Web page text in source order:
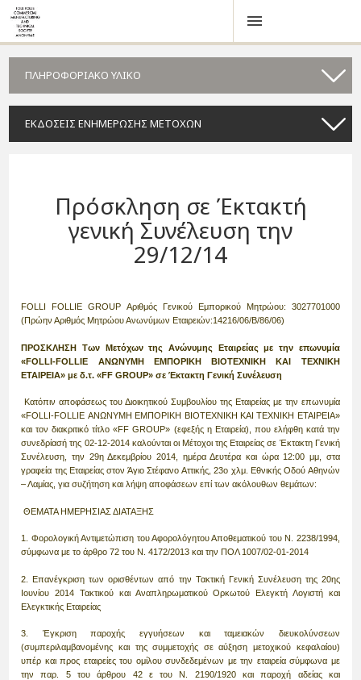
ΠΛΗΡΟΦΟΡΙΑΚΟ ΥΛΙΚΟ
ΕΚΔΟΣΕΙΣ ΕΝΗΜΕΡΩΣΗΣ ΜΕΤΟΧΩΝ
Πρόσκληση σε Έκτακτή
γενική Συνέλευση την
29/12/14
FOLLI FOLLIE GROUP Αριθμός Γενικού Εμπορικού Μητρώου: 3027701000
(Πρώην Αριθμός Μητρώου Ανωνύμων Εταιρειών:14216/06/Β/86/06)
ΠΡΟΣΚΛΗΣΗ Των Μετόχων της Ανώνυμης Εταιρείας με την επωνυμία
«FOLLI-FOLLIE ΑΝΩΝΥΜΗ ΕΜΠΟΡΙΚΗ ΒΙΟΤΕΧΝΙΚΗ ΚΑΙ ΤΕΧΝΙΚΗ
ΕΤΑΙΡΕΙΑ» με δ.τ. «FF GROUP» σε Έκτακτη Γενική Συνέλευση
Κατόπιν αποφάσεως του Διοικητικού Συμβουλίου της Εταιρείας με την επωνυμία
«FOLLI-FOLLIE ΑΝΩΝΥΜΗ ΕΜΠΟΡΙΚΗ ΒΙΟΤΕΧΝΙΚΗ ΚΑΙ ΤΕΧΝΙΚΗ ΕΤΑΙΡΕΙΑ»
και τον διακριτικό τίτλο «FF GROUP» (εφεξής η Εταιρεία), που ελήφθη κατά την
συνεδρίασή της 02-12-2014 καλούνται οι Μέτοχοι της Εταιρείας σε Έκτακτη Γενική
Συνέλευση, την 29η Δεκεμβρίου 2014, ημέρα Δευτέρα και ώρα 12:00 μμ, στα
γραφεία της Εταιρείας στον Άγιο Στέφανο Αττικής, 23ο χλμ. Εθνικής Οδού Αθηνών
– Λαμίας, για συζήτηση και λήψη αποφάσεων επί των ακόλουθων θεμάτων:
ΘΕΜΑΤΑ ΗΜΕΡΗΣΙΑΣ ΔΙΑΤΑΞΗΣ
1. Φορολογική Αντιμετώπιση του Αφορολόγητου Αποθεματικού του Ν. 2238/1994,
σύμφωνα με το άρθρο 72 του Ν. 4172/2013 και την ΠΟΛ 1007/02-01-2014
2. Επανέγκριση των ορισθέντων από την Τακτική Γενική Συνέλευση της 20ης
Ιουνίου 2014 Τακτικού και Αναπληρωματικού Ορκωτού Ελεγκτή Λογιστή και
Ελεγκτικής Εταιρείας
3. Έγκριση παροχής εγγυήσεων και ταμειακών διευκολύνσεων
(συμπεριλαμβανομένης και της συμμετοχής σε αύξηση μετοχικού κεφαλαίου)
υπέρ και προς εταιρείες του ομίλου συνδεδεμένων με την εταιρεία σύμφωνα με
την παρ. 5 του άρθρου 42 ε του Ν. 2190/1920 και παροχή αδείας και